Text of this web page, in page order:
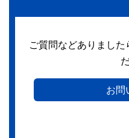
ご質問などありました
お問